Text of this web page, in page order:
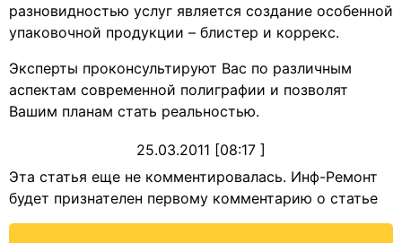
разновидностью услуг является создание особенной
упаковочной продукции – блистер и коррекс.
Эксперты проконсультируют Вас по различным
аспектам современной полиграфии и позволят
Вашим планам стать реальностью.
25.03.2011 [08:17 ]
Эта статья еще не комментировалась. Инф-Ремонт
будет признателен первому комментарию о статье